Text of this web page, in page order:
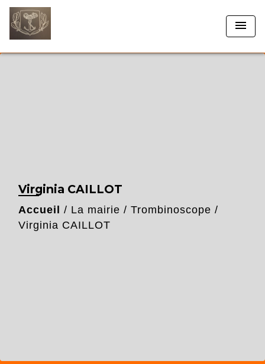
menu
Virginia CAILLOT
Accueil / La mairie / Trombinoscope /
Virginia CAILLOT